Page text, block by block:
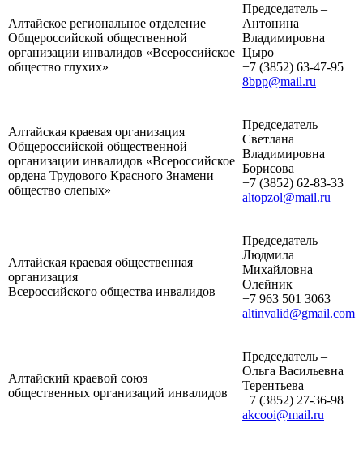
Алтайское региональное отделение
Общероссийской общественной
организации инвалидов «Всероссийское
общество глухих»
Председатель –
Антонина
Владимировна
Цыро
+7 (3852) 63-47-95
8bpp@mail.ru
Алтайская краевая организация
Общероссийской общественной
организации инвалидов «Всероссийское
ордена Трудового Красного Знамени
общество слепых»
Председатель –
Светлана
Владимировна
Борисова
+7 (3852) 62-83-33
altopzol@mail.ru
Алтайская краевая общественная
организация
Всероссийского общества инвалидов
Председатель –
Людмила
Михайловна
Олейник
+7 963 501 3063
altinvalid@gmail.com
Алтайский краевой союз
общественных организаций инвалидов
Председатель –
Ольга Васильевна
Терентьева
+7 (3852) 27-36-98
akcooi@mail.ru